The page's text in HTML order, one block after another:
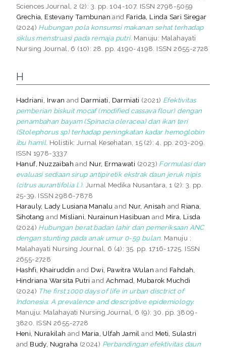
Sciences Journal, 2 (2): 3. pp. 104-107. ISSN 2798-5059
Grechia, Estevany Tambunan and Farida, Linda Sari Siregar
(2024) Hubungan pola konsumsi makanan sehat terhadap
siklus menstruasi pada remaja putri. Manuju: Malahayati
Nursing Journal, 6 (10): 28. pp. 4190-4198. ISSN 2655-2728
H
Hadriani, Irwan and Darmiati, Darmiati (2021) Efektivitas
pemberian biskuit mocaf (modified cassava flour) dengan
penambahan bayam (Spinacia oleracea) dan ikan teri
(Stolephorus sp) terhadap peningkatan kadar hemoglobin
ibu hamil. Holistik: Jurnal Kesehatan, 15 (2): 4. pp. 203-209.
ISSN 1978-3337
Hanuf, Nuzzaibah and Nur, Ermawati (2023) Formulasi dan
evaluasi sediaan sirup antipiretik ekstrak daun jeruk nipis
(citrus aurantifolia l.). Jurnal Medika Nusantara, 1 (2): 3. pp.
25-39. ISSN 2986-7878
Harauly, Lady Lusiana Manalu and Nur, Anisah and Riana,
Sihotang and Misliani, Nurainun Hasibuan and Mira, Lisda
(2024) Hubungan berat badan lahir dan pemeriksaan ANC
dengan stunting pada anak umur 0-59 bulan. Manuju :
Malahayati Nursing Journal, 6 (4): 35. pp. 1716-1725. ISSN
2655-2728
Hashfi, Khairuddin and Dwi, Pawitra Wulan and Fahdah,
Hindriana Warsita Putri and Achmad, Mubarok Muchdi
(2024) The first 1000 days of life in urban disctrict of
Indonesia: A prevalence and descriptive epidemiology.
Manuju: Malahayati Nursing Journal, 6 (9): 30. pp. 3809-
3820. ISSN 2655-2728
Heni, Nurakilah and Maria, Ulfah Jamil and Meti, Sulastri
and Budy, Nugraha (2024) Perbandingan efektivitas daun